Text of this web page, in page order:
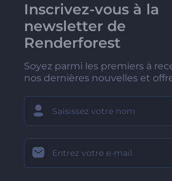
Inscrivez-vous à la
newsletter de
Renderforest
Soyez parmi les premiers à
nos dernières nouvelles et